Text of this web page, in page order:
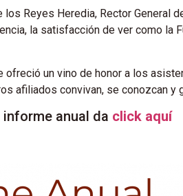
Reyes Heredia, Rector General
la satisfacción de ver como la
un vino de honor a los
afiliados convivan, se conozcan y
anual da click aquí